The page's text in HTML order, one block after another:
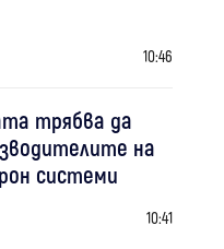
10:46
трябва да
на
системи
10:41